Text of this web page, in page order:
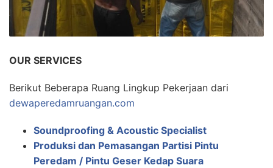
OUR SERVICES
Berikut Beberapa Ruang Lingkup Pekerjaan dari
dewaperedamruangan.com
Soundproofing & Acoustic Specialist
Produksi dan Pemasangan Partisi Pintu
Peredam / Pintu Geser Kedap Suara